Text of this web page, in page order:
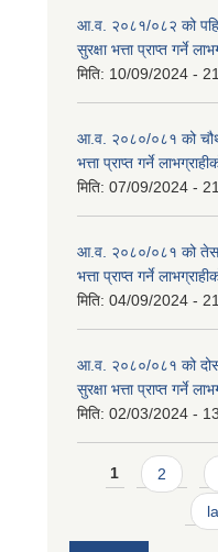
आ.व. २०८१/०८२ को
सुरक्षा भत्ता प्राप्त गर्ने
मिति: 10/09/2024 -
आ.व. २०८०/०८१ को
भत्ता प्राप्त गर्ने
मिति: 07/09/2024 -
आ.व. २०८०/०८१ को
भत्ता प्राप्त गर्ने
मिति: 04/09/2024 -
आ.व. २०८०/०८१ को
सुरक्षा भत्ता प्राप्त गर्ने
मिति: 02/03/2024 -
Pages
1 2